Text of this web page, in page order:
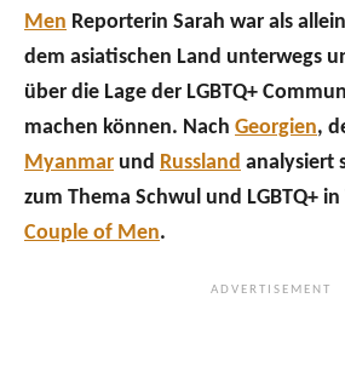
Men Reporterin Sarah war als
dem asiatischen Land unterwegs
über die Lage der LGBTQ+
machen können. Nach Georgien,
Myanmar und Russland analysiert
zum Thema Schwul und LGBTQ+
Couple of Men.